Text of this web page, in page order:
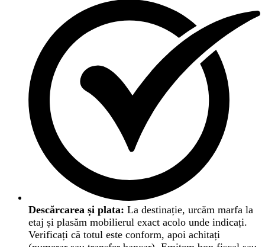
Descărcarea și plata: La destinație, urcăm marfa la
etaj și plasăm mobilierul exact acolo unde indicați.
Verificați că totul este conform, apoi achitați